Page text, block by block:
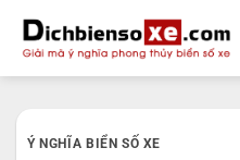
qua
nội
Ý NGHĨA BIỂN SỐ XE